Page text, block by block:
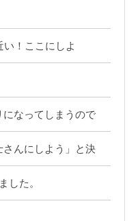
い！ここにしよ
になってしまうので
んにしよう」と決
した。